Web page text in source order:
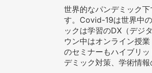
世界的なパンデミック
す。Covid-19は世界中
ックは学習のDX（デジ
ウン中はオンライン授
のセミナーもハイブリ
デミック対策、学術情